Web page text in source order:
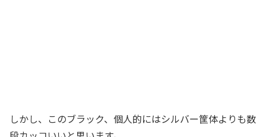
しかし、このブラック、個人的にはシルバー筐体よりも数